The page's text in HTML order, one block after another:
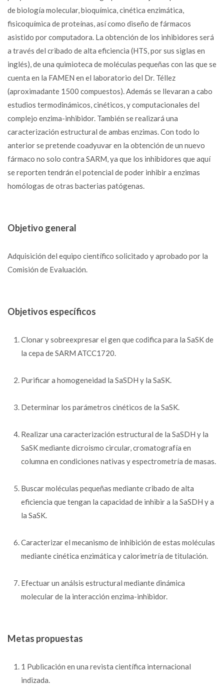
de biología molecular, bioquímica, cinética enzimática,
fisicoquímica de proteínas, así como diseño de fármacos
asistido por computadora. La obtención de los inhibidores será
a través del cribado de alta eficiencia (HTS, por sus siglas en
inglés), de una quimioteca de moléculas pequeñas con las que se
cuenta en la FAMEN en el laboratorio del Dr. Téllez
(aproximadante 1500 compuestos). Además se llevaran a cabo
estudios termodinámicos, cinéticos, y computacionales del
complejo enzima-inhibidor. También se realizará una
caracterización estructural de ambas enzimas. Con todo lo
anterior se pretende coadyuvar en la obtención de un nuevo
fármaco no solo contra SARM, ya que los inhibidores que aquí
se reporten tendrán el potencial de poder inhibir a enzimas
homólogas de otras bacterias patógenas.
Objetivo general
Adquisición del equipo científico solicitado y aprobado por la
Comisión de Evaluación.
Objetivos específicos
Clonar y sobreexpresar el gen que codifica para la SaSK de
la cepa de SARM ATCC1720.
Purificar a homogeneidad la SaSDH y la SaSK.
Determinar los parámetros cinéticos de la SaSK.
Realizar una caracterización estructural de la SaSDH y la
SaSK mediante dicroismo circular, cromatografía en
columna en condiciones nativas y espectrometría de masas.
Buscar moléculas pequeñas mediante cribado de alta
eficiencia que tengan la capacidad de inhibir a la SaSDH y a
la SaSK.
Caracterizar el mecanismo de inhibición de estas moléculas
mediante cinética enzimática y calorimetría de titulación.
Efectuar un análsis estructural mediante dinámica
molecular de la interacción enzima-inhibidor.
Metas propuestas
1 Publicación en una revista científica internacional
indizada.